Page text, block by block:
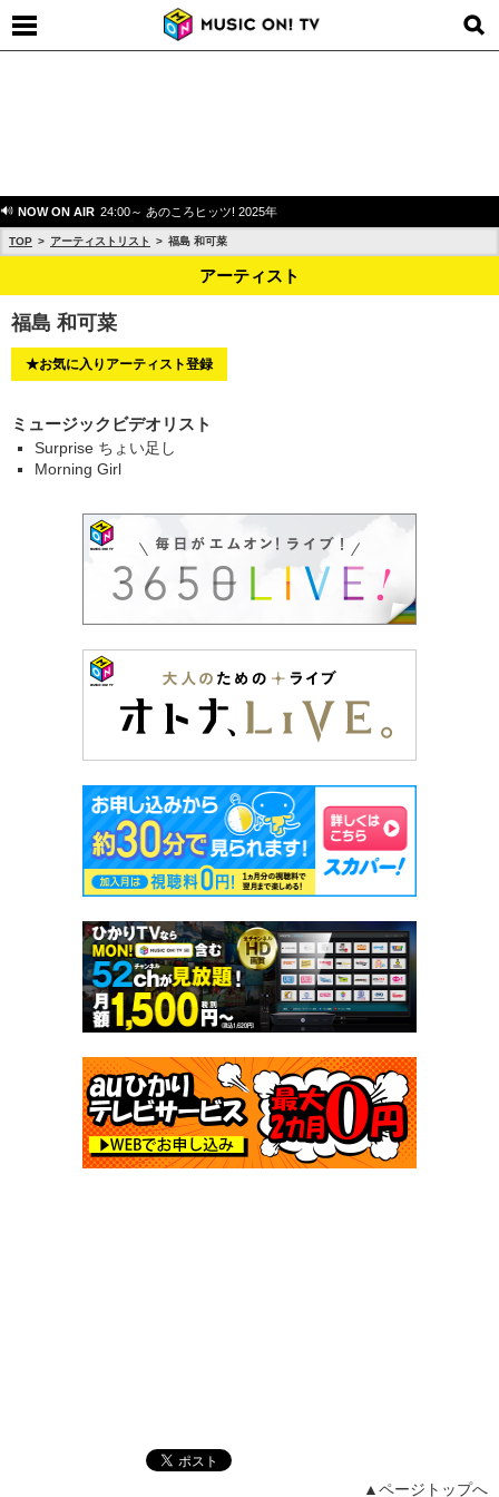
NOW ON AIR 24:00～ あのころヒッツ! 2025年
TOP アーティストリスト 福島 和可菜
アーティスト
福島 和可菜
★お気に入りアーティスト登録
ミュージックビデオリスト
Surprise ちょい足し
Morning Girl
▲ページトップへ